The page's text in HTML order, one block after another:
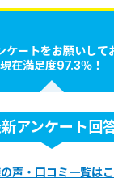
ケートをお願いして
現在満足度97.3％！
アンケート回
声・口コミ一覧は